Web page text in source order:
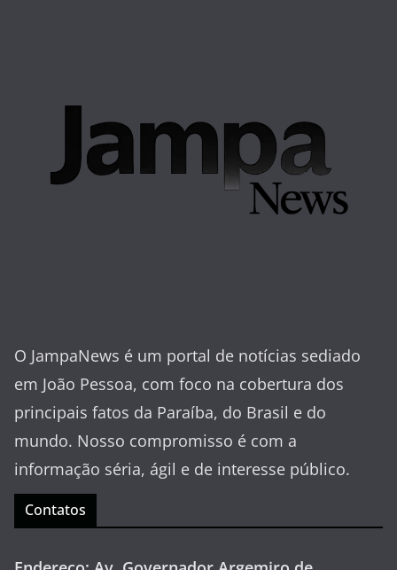
O JampaNews é um portal de notícias sediado
em João Pessoa, com foco na cobertura dos
principais fatos da Paraíba, do Brasil e do
mundo. Nosso compromisso é com a
informação séria, ágil e de interesse público.
Contatos